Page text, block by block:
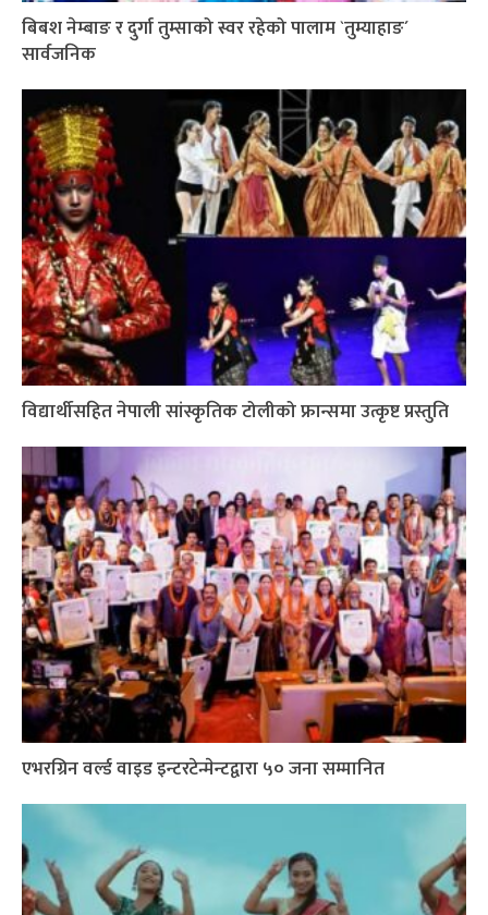
बिबश नेम्बाङ र दुर्गा तुम्साको स्वर रहेको पालाम `तुम्याहाङ´
सार्वजनिक
विद्यार्थीसहित नेपाली सांस्कृतिक टोलीको फ्रान्समा उत्कृष्ट प्रस्तुति
एभरग्रिन वर्ल्ड वाइड इन्टरटेन्मेन्टद्वारा ५० जना सम्मानित